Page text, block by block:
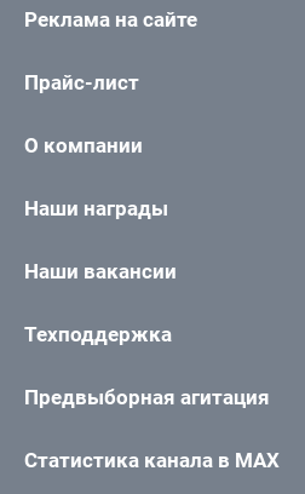
Реклама на сайте
Прайс-лист
О компании
Наши награды
Наши вакансии
Техподдержка
Предвыборная агитация
Статистика канала в MAX